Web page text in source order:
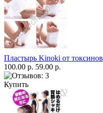
Пластырь Kinoki от токсинов
100.00 р. 59.00 р.
Купить